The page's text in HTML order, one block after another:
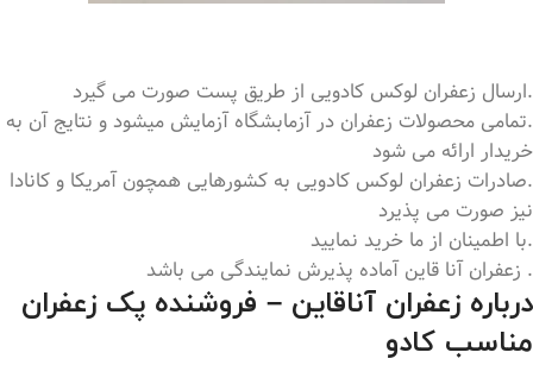
.ارسال زعفران لوکس کادویی از طریق پست صورت می گیرد
.تمامی محصولات زعفران در آزمابشگاه آزمایش میشود و نتایج آن به
خریدار ارائه می شود
.صادرات زعفران لوکس کادویی به کشورهایی همچون آمریکا و کانادا
نیز صورت می پذیرد
.با اطمینان از ما خرید نمایید
. زعفران آنا قاین آماده پذیرش نمایندگی می باشد
درباره زعفران آناقاین – فروشنده پک زعفران
مناسب کادو